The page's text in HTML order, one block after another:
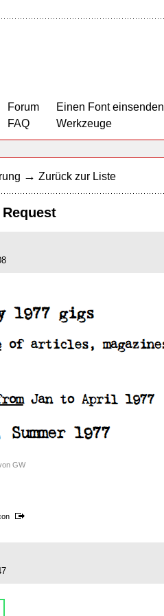
Forum
FAQ
Einen Font einsenden
Werkzeuge
→ Zurück zur Liste
GW